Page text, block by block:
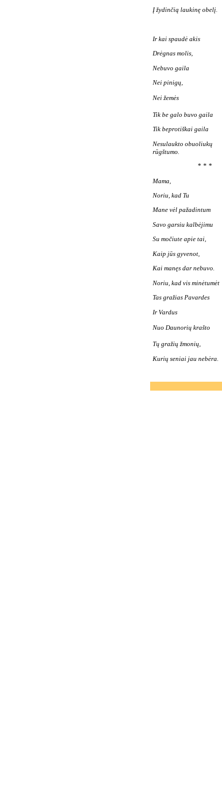
Į žydinčią laukinę obelį.
Ir kai spaudė akis
Drėgnas molis,
Nebuvo gaila
Nei pinigų,
Nei žemės 
Tik be galo buvo gaila
Tik beprotiškai gaila
Nesulaukto obuoliukų
rūgštumo.
* * *
Mama,
Noriu, kad Tu
Mane vėl pažadintum
Savo garsiu kalbėjimu
Su močiute apie tai,
Kaip jūs gyvenot,
Kai manęs dar nebuvo.
Noriu, kad vis minėtumėt
Tas gražias Pavardes
Ir Vardus
Nuo Daunorių krašto 
Tų gražių žmonių,
Kurių seniai jau